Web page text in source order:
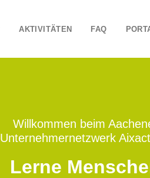
AKTIVITÄTEN FAQ
Willkommen beim
Unternehmernetzwerk
Lerne